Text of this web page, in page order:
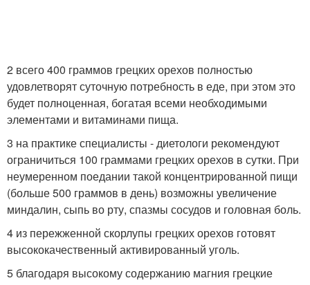
2 всего 400 граммов грецких орехов полностью
удовлетворят суточную потребность в еде, при этом это
будет полноценная, богатая всеми необходимыми
элементами и витаминами пища.
3 на практике специалисты - диетологи рекомендуют
ограничиться 100 граммами грецких орехов в сутки. При
неумеренном поедании такой концентрированной пищи
(больше 500 граммов в день) возможны увеличение
миндалин, сыпь во рту, спазмы сосудов и головная боль.
4 из пережженной скорлупы грецких орехов готовят
высококачественный активированный уголь.
5 благодаря высокому содержанию магния грецкие